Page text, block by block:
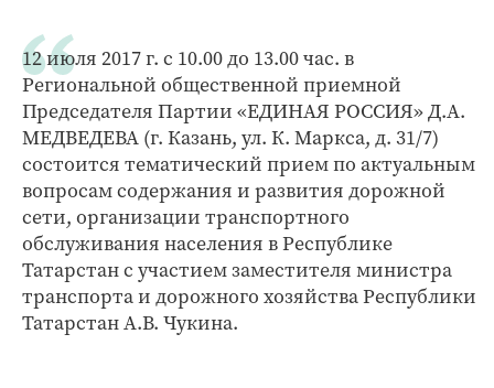
12 июля 2017 г. с 10.00 до 13.00 час. в
Региональной общественной приемной
Председателя Партии «ЕДИНАЯ РОССИЯ» Д.А.
МЕДВЕДЕВА (г. Казань, ул. К. Маркса, д. 31/7)
состоится тематический прием по актуальным
вопросам содержания и развития дорожной
сети, организации транспортного
обслуживания населения в Республике
Татарстан с участием заместителя министра
транспорта и дорожного хозяйства Республики
Татарстан А.В. Чукина.